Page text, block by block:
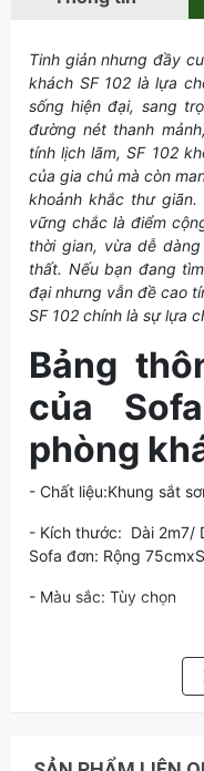
Tinh giản nhưng đầy
khách SF 102 là lựa
sống hiện đại, sang
đường nét thanh
tính lịch lãm, SF 102
của gia chủ mà còn
khoảnh khắc thư
vững chắc là điểm
thời gian, vừa dễ
thất. Nếu bạn đang
đại nhưng vẫn đề cao
SF 102 chính là sự lựa
Bảng
của
phòng
- Chất liệu:Khung sắt
- Kích thước: Dài 2m7/
Sofa đơn: Rộng
- Màu sắc: Tùy chọn
- Lưu ý: Quý khách có
liệu theo yêu cầu. Liên